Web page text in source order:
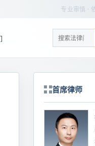
专业审慎 ·
首席律师